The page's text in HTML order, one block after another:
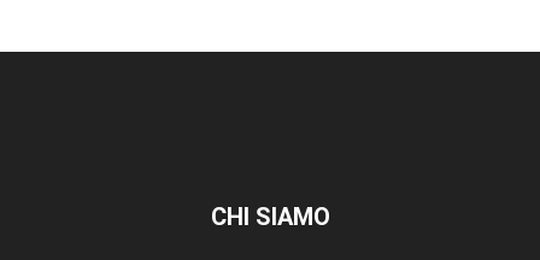
CHI SIAMO